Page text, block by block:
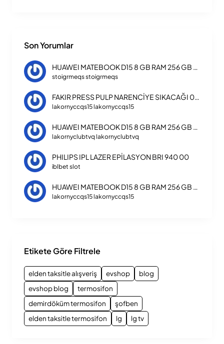
Son Yorumlar
HUAWEI MATEBOOK D15 8 GB RAM 256 GB SSD LAPTOP INTEL CORE I3 1115G4
stoigrmeqs stoigrmeqs
FAKIR PRESS PULP NARENCİYE SIKACAĞI 0830
lakornyccqs15 lakornyccqs15
HUAWEI MATEBOOK D15 8 GB RAM 256 GB SSD LAPTOP INTEL CORE I3 1115G4
lakornyclubtvq lakornyclubtvq
PHILIPS IPL LAZER EPİLASYON BRI 940 00
iblbet slot
HUAWEI MATEBOOK D15 8 GB RAM 256 GB SSD LAPTOP INTEL CORE I3 1115G4
lakornyccqs15 lakornyccqs15
Etikete Göre Filtrele
elden taksitle alışveriş evshop
blog
evshop blog
termosifon
demirdöküm termosifon
şofben
elden taksitle termosifon
lg lg tv